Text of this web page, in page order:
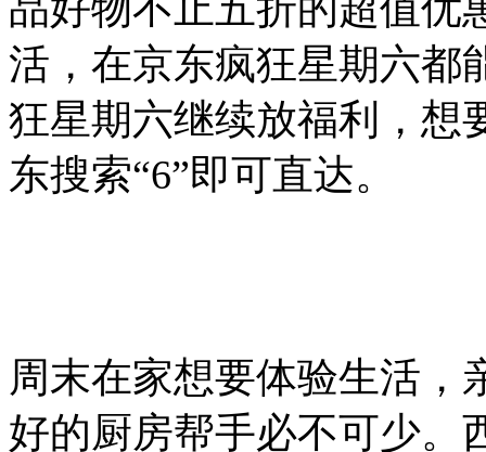
活，在京东疯狂星期六都
狂星期六继续放福利，想
东搜索“6”即可直达。
周末在家想要体验生活，
好的厨房帮手必不可少。